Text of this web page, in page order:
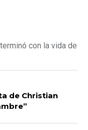
con la vida de
de Christian